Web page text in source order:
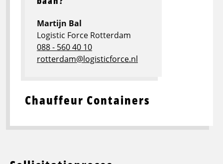
Chauffeur Containers
Martijn Bal
Logistic Force Rotterdam
088 - 560 40 10
rotterdam@logisticforce.nl